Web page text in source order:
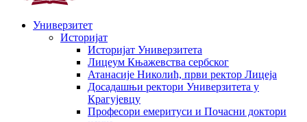
Универзитет
Историјат
Историјат Универзитета
Лицеум Књажевства сербског
Атанасије Николић, први ректор Лицеја
Досадашњи ректори Универзитета у
Крагујевцу
Професори емеритуси и Почасни доктори